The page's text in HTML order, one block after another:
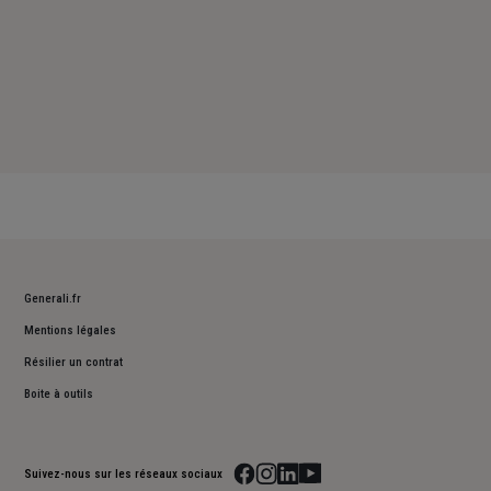
Generali.fr
Mentions légales
Résilier un contrat
Boite à outils
Suivez-nous sur les réseaux sociaux